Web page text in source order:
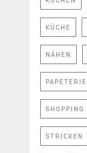
KÜCHE
NÄHEN
PAPETERIE
SHOPPING
STRICKEN